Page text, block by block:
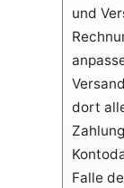
und
dort
Falle